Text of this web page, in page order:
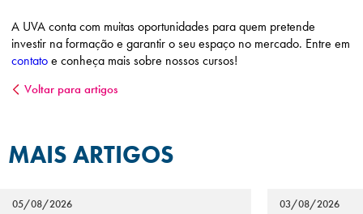
A UVA conta com muitas oportunidades para quem pretende
investir na formação e garantir o seu espaço no mercado. Entre em
contatoe conheça mais sobre nossos cursos!
Voltar para artigos
MAIS ARTIGOS
05/08/2026 03/08/2026